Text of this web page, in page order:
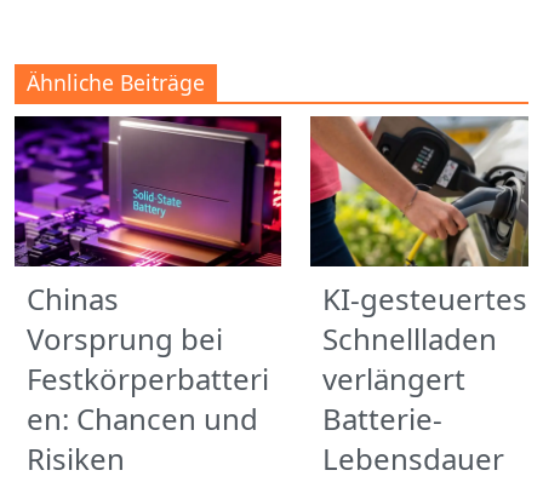
Ähnliche Beiträge
Chinas
Vorsprung bei
Festkörperbatteri
en: Chancen und
Risiken
KI-gesteuertes
Schnellladen
verlängert
Batterie-
Lebensdauer